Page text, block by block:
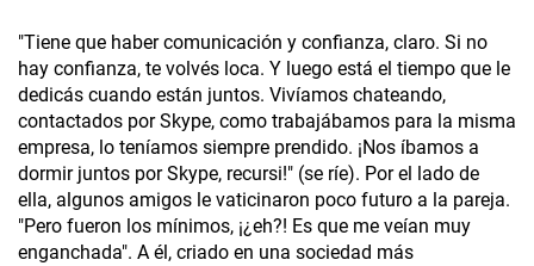
"Tiene que haber comunicación y confianza, claro. Si no
hay confianza, te volvés loca. Y luego está el tiempo que le
dedicás cuando están juntos. Vivíamos chateando,
contactados por Skype, como trabajábamos para la misma
empresa, lo teníamos siempre prendido. ¡Nos íbamos a
dormir juntos por Skype, recursi!" (se ríe). Por el lado de
ella, algunos amigos le vaticinaron poco futuro a la pareja.
"Pero fueron los mínimos, ¡¿eh?! Es que me veían muy
enganchada". A él, criado en una sociedad más